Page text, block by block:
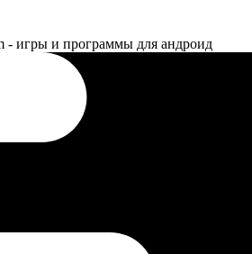
- игры и программы для андроид